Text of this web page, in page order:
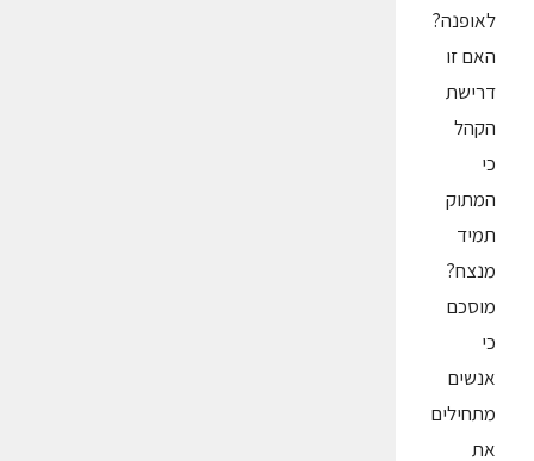
לאופנה?
האם זו
דרישת
הקהל
כי
המתוק
תמיד
מנצח?
מוסכם
כי
אנשים
מתחילים
את